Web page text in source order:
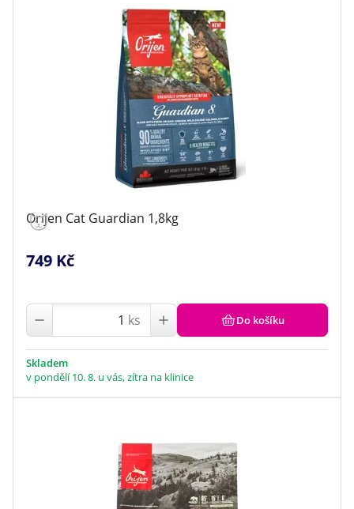
Orijen Cat Guardian 1,8kg
749 Kč
ks Do košíku
Skladem
v pondělí 10. 8. u vás, zítra na klinice